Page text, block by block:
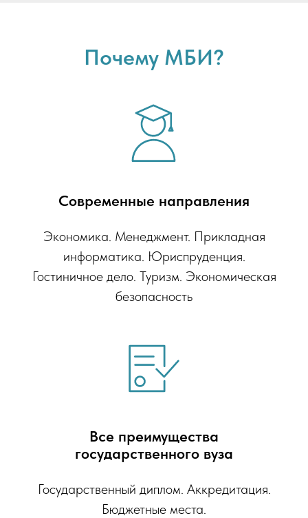
Почему МБИ?
Современные направления
Экономика. Менеджмент. Прикладная
информатика. Юриспруденция.
Гостиничное дело. Туризм. Экономическая
безопасность
Все преимущества
государственного вуза
Государственный диплом. Аккредитация.
Бюджетные места.